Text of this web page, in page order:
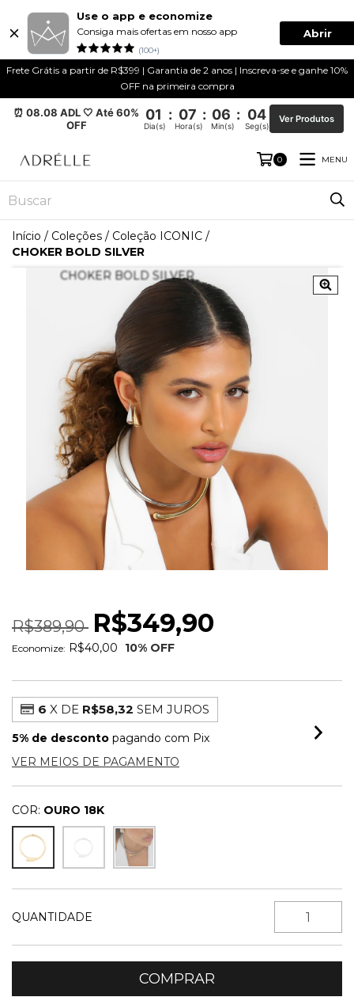
Use o app e economize
Consiga mais ofertas em nosso app
(100+)
Abrir
Frete Grátis a partir de R$399 | Garantia de 2 anos | Inscreva-se e ganhe 10%
OFF na primeira compra
⏰ 08.08 ADL 🤍 Até 60%
OFF
01 : 07 : 06 : 04
Dia(s) Hora(s) Min(s) Seg(s)
Ver Produtos
0 MENU
Início / Coleções / Coleção ICONIC /
CHOKER BOLD SILVER
R$389,90 R$349,90
Economize: R$40,00 10% OFF
6 X DE R$58,32 SEM JUROS
5% de desconto pagando com Pix
VER MEIOS DE PAGAMENTO
COR: OURO 18K
QUANTIDADE